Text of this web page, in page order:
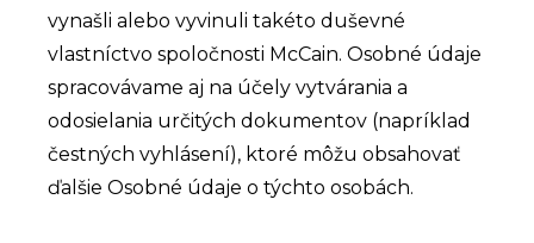
vynašli alebo vyvinuli takéto duševné
vlastníctvo spoločnosti McCain. Osobné údaje
spracovávame aj na účely vytvárania a
odosielania určitých dokumentov (napríklad
čestných vyhlásení), ktoré môžu obsahovať
ďalšie Osobné údaje o týchto osobách.